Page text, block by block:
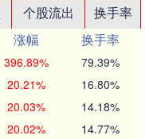
个股流出
换手率
涨幅
换手率
396.89% 79.39%
20.21% 16.80%
20.03% 14.18%
20.02% 14.77%